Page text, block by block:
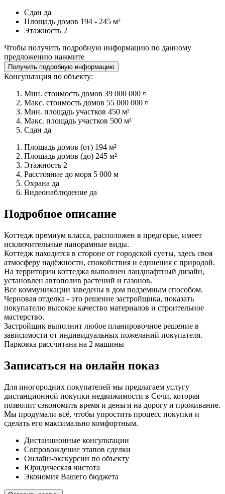
Сдан да
Площадь домов 194 - 245 м²
Этажность 2
Чтобы получить подробную информацию по данному
предложению нажмите
Получить подробную информацию
Консультация по объекту:
Мин. стоимость домов 39 000 000 ¤
Макс. стоимость домов 55 000 000 ¤
Мин. площадь участков 450 м²
Макс. площадь участков 500 м²
Сдан да
Площадь домов (от) 194 м²
Площадь домов (до) 245 м²
Этажность 2
Расстояние до моря 5 000 м
Охрана да
Видеонаблюдение да
Подробное описание
Коттедж премиум класса, расположен в предгорье, имеет
исключительные панорамные виды.
Коттедж находится в стороне от городской суеты, здесь своя
атмосферу надёжности, спокойствия и единения с природой.
На территории коттеджа выполнен ландшафтный дизайн,
установлен автополив растений и газонов.
Все коммуникации заведены в дом подземным способом.
Черновая отделка - это решение застройщика, показать
покупателю высокое качество материалов и строительное
мастерство.
Застройщик выполнит любое планировочное решение в
зависимости от индивидуальных пожеланий покупателя.
Парковка рассчитана на 2 машины
Записаться на онлайн показ
Для иногородних покупателей мы предлагаем услугу
дистанционной покупки недвижимости в Сочи, которая
позволит сэкономить время и деньги на дорогу и проживание.
Мы продумали всё, чтобы упростить процесс покупки и
сделать его максимально комфортным.
Дистанционные консультации
Сопровождение этапов сделки
Онлайн-экскурсии по объекту
Юридическая чистота
Экономия Вашего бюджета